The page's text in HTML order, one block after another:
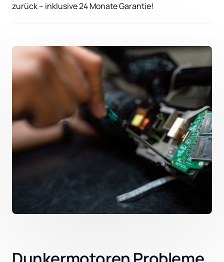
zurück – inklusive 24 Monate Garantie!